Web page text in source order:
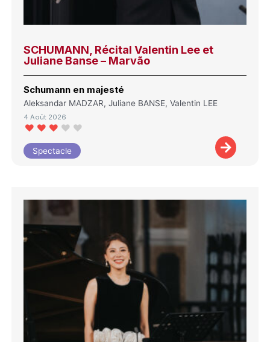
SCHUMANN, Récital Valentin Lee et
Juliane Banse – Marvão
Schumann en majesté
Aleksandar MADZAR, Juliane BANSE, Valentin LEE
4 Août 2026
Spectacle